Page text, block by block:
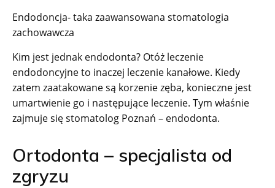
Endodoncja- taka zaawansowana stomatologia
zachowawcza
Kim jest jednak endodonta? Otóż leczenie
endodoncyjne to inaczej leczenie kanałowe. Kiedy
zatem zaatakowane są korzenie zęba, konieczne jest
umartwienie go i następujące leczenie. Tym właśnie
zajmuje się stomatolog Poznań – endodonta.
Ortodonta – specjalista od
zgryzu